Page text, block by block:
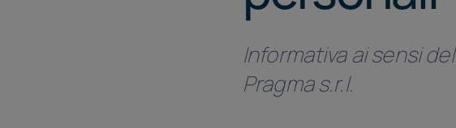
Informativa ai sensi
Pragma s.r.l.